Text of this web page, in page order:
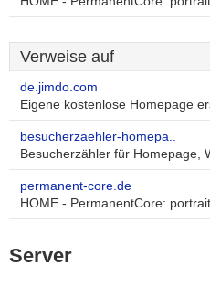
Verweise auf
de.jimdo.com
Eigene kostenlose Homepage
besucherzaehler-homepa..
Besucherzähler für Homepage,
permanent-core.de
HOME - PermanentCore:
Server